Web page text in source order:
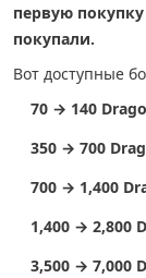
первую покупку
покупали.
Вот доступные
70 → 140
350 → 700
700 → 1,400
1,400 → 2,800
3,500 → 7,000